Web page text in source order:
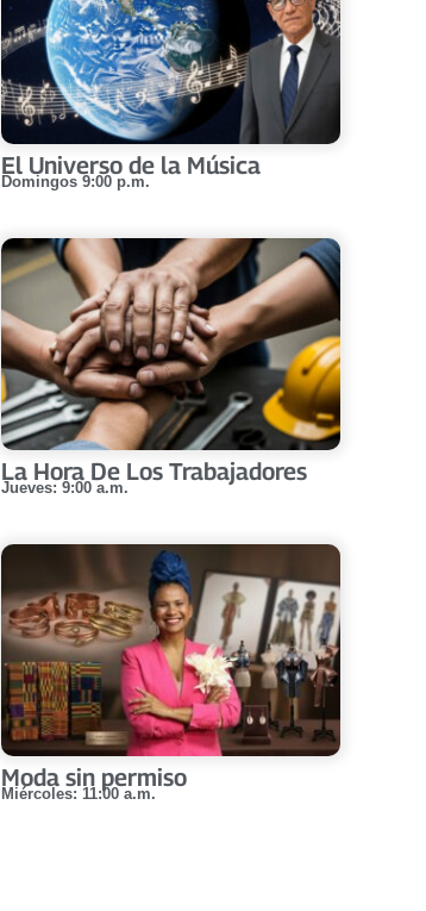
El Universo de la Música
Domingos 9:00 p.m.
La Hora De Los Trabajadores
Jueves: 9:00 a.m.
Moda sin permiso
Miércoles: 11:00 a.m.